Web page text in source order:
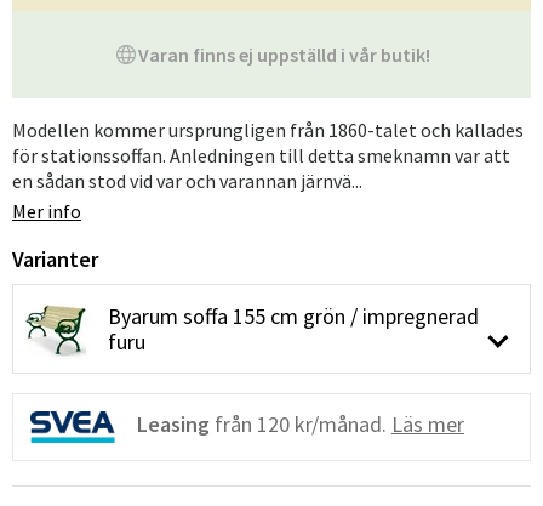
Varan finns ej uppställd i vår butik!
Modellen kommer ursprungligen från 1860-talet och kallades
för stationssoffan. Anledningen till detta smeknamn var att
en sådan stod vid var och varannan järnvä...
Mer info
Varianter
Byarum soffa 155 cm grön / impregnerad
furu
Leasing från 120 kr/månad. Läs mer